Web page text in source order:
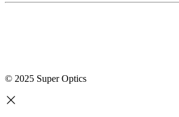
© 2025 Super Optics